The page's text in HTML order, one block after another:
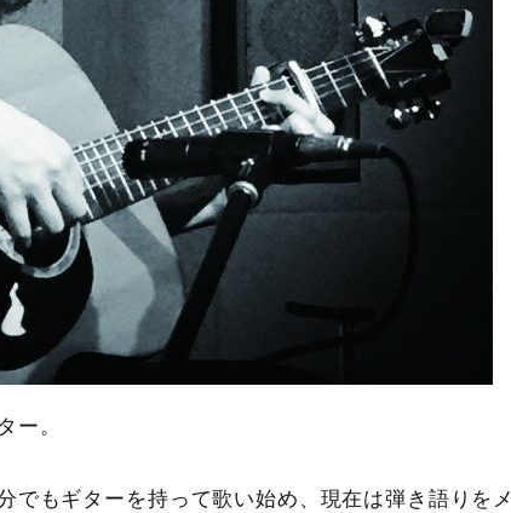
ー。
でもギターを持って歌い始め、現在は弾き語りをメ